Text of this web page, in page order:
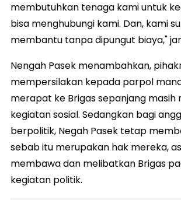
membutuhkan tenaga kami untuk
bisa menghubungi kami. Dan, kami
membantu tanpa dipungut biaya,"
Nengah Pasek menambahkan,
mempersilakan kepada parpol
merapat ke Brigas sepanjang masih
kegiatan sosial. Sedangkan bagi
berpolitik, Negah Pasek tetap
sebab itu merupakan hak mereka,
membawa dan melibatkan Brigas
kegiatan politik.